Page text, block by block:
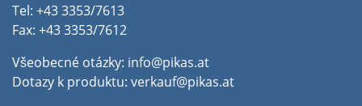
Tel: +43 3353/7613
Fax: +43 3353/7612
Všeobecné otázky: info@pikas.at
Dotazy k produktu: verkauf@pikas.at